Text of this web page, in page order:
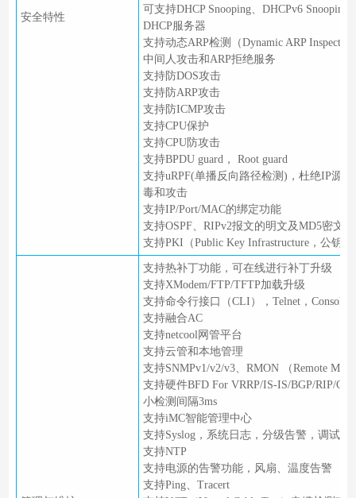
安全特性
可支持DHCP Snooping、DHCPv6 Snooping
DHCP服务器
支持动态ARP检测（Dynamic ARP
中间人攻击和ARP拒绝服务
支持防DOS攻击
支持防ARP攻击
支持防ICMP攻击
支持CPU保护
支持CPU防攻击
支持BPDU guard， Root guard
支持uRPF(单播反向路径检测)，杜绝IP源
毒和攻击
支持IP/Port/MAC的绑定功能
支持OSPF、RIPv2报文的明文及MD5密文
支持PKI（Public Key Infrastructure，公钥
支持热补丁功能，可在线进行补丁升级
支持XModem/FTP/TFTP加载升级
支持命令行接口（CLI），Telnet，Console
支持融合AC
支持netcool网管平台
支持云管和本地管理
支持SNMPv1/v2/v3、RMON （Remote
支持硬件BFD For VRRP/IS-IS/BGP/RIP/
小检测间隔3ms
支持iMC智能管理中心
支持Syslog，系统日志，分级告警，调试信
支持NTP
支持电源的告警功能，风扇、温度告警
支持Ping、Tracert